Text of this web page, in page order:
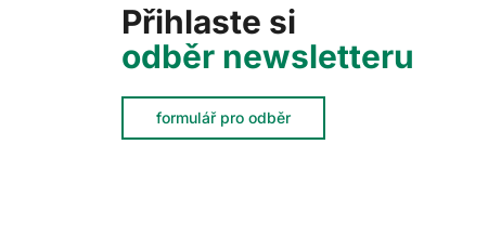
Přihlaste si
odběr newsletteru
formulář pro odběr